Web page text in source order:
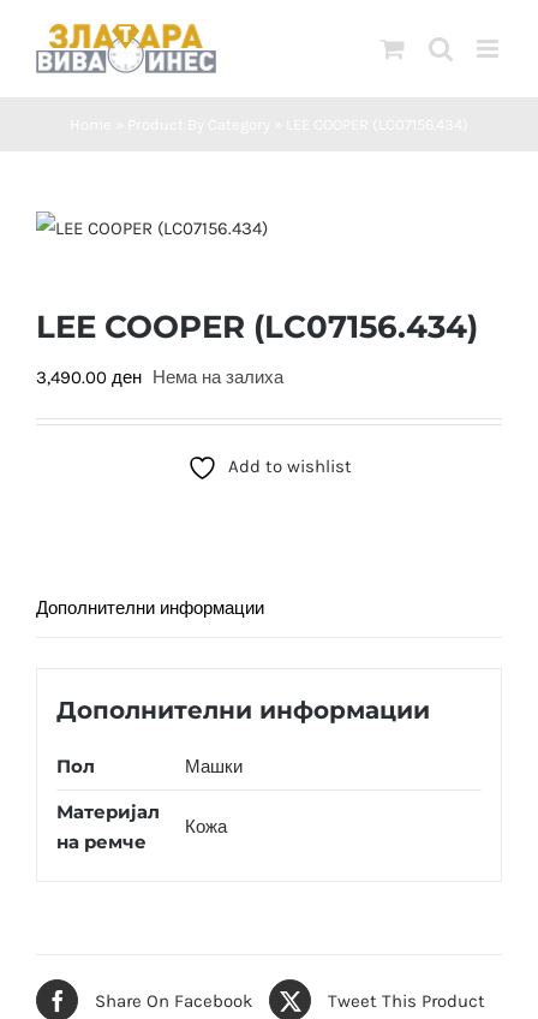
LEE COOPER (LC07156.434)
3,490.00 ден Нема на залиха
Add to wishlist
Дополнителни информации
Дополнителни информации
Пол Машки
Материјал
на ремче
Кожа
Share On Facebook Tweet This Product